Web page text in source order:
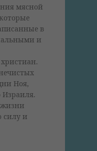
мясной
в
и
Ноя,
Израиля.
жизни
силу и